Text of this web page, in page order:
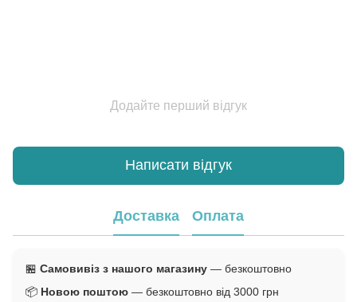
Додайте перший відгук
Написати відгук
Доставка Оплата
🏪 Самовивіз з нашого магазину — безкоштовно
📦 Новою поштою — безкоштовно від 3000 грн